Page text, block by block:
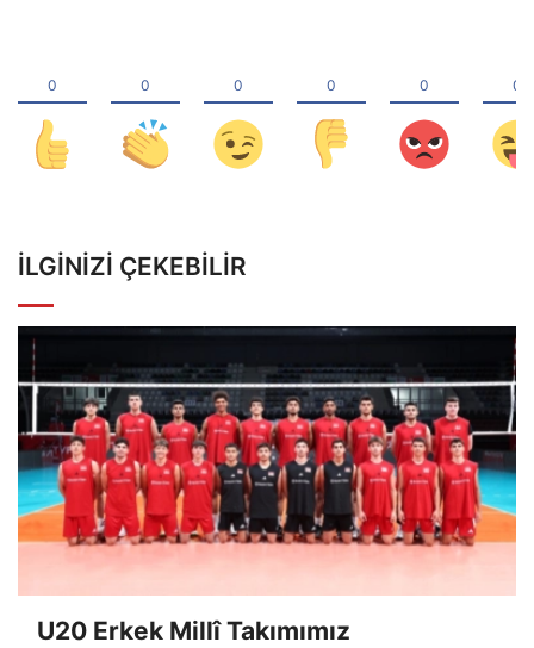
İLGINIZI ÇEKEBILIR
U20 Erkek Millî Takımımız